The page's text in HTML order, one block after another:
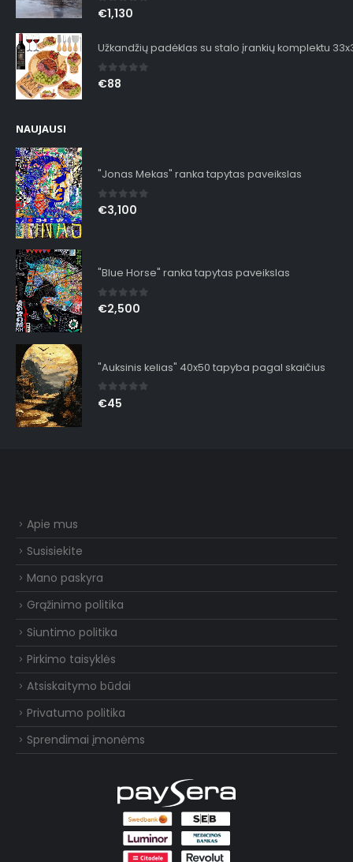
0out of 5
€1,130
Užkandžių padėklas su stalo įrankių komplektu
0out of 5
€88
NAUJAUSI
"Jonas Mekas" ranka tapytas paveikslas
0out of 5
€3,100
"Blue Horse" ranka tapytas paveikslas
0out of 5
€2,500
"Auksinis kelias" 40x50 tapyba pagal skaičius
0out of 5
€45
Apie mus
Susisiekite
Mano paskyra
Grąžinimo politika
Siuntimo politika
Pirkimo taisyklės
Atsiskaitymo būdai
Privatumo politika
Sprendimai įmonėms